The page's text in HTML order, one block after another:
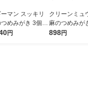
ーマン スッキリ
つめみがき 3個
とぎ
円
クリーンミュ
麻のつめみが
ック またたび
898円